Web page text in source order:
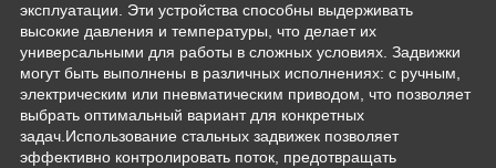
эксплуатации. Эти устройства способны выдерживать
высокие давления и температуры, что делает их
универсальными для работы в сложных условиях. Задвижки
могут быть выполнены в различных исполнениях: с ручным,
электрическим или пневматическим приводом, что позволяет
выбрать оптимальный вариант для конкретных
задач.Использование стальных задвижек позволяет
эффективно контролировать поток, предотвращать